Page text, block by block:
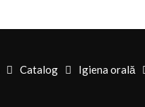
Catalog Igiena orală